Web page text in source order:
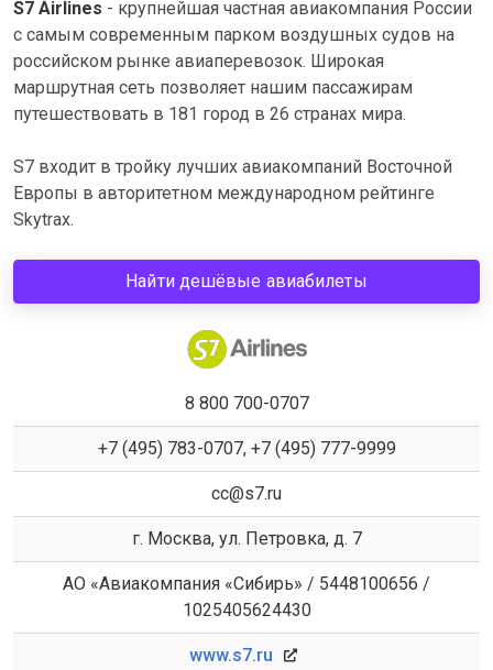
S7 Airlines - крупнейшая частная авиакомпания России
с самым современным парком воздушных судов на
российском рынке авиаперевозок. Широкая
маршрутная сеть позволяет нашим пассажирам
путешествовать в 181 город в 26 странах мира.
S7 входит в тройку лучших авиакомпаний Восточной
Европы в авторитетном международном рейтинге
Skytrax.
Найти дешёвые авиабилеты
8 800 700-0707
+7 (495) 783-0707, +7 (495) 777-9999
cc@s7.ru
г. Москва, ул. Петровка, д. 7
АО «Авиакомпания «Сибирь» / 5448100656 /
1025405624430
www.s7.ru